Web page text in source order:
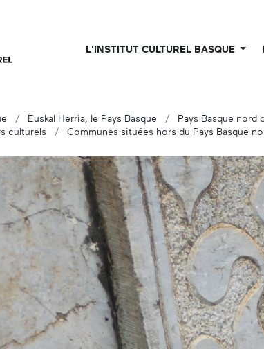
L'INSTITUT CULTUREL BASQUE
Euskal Herria, le Pays Basque Pays Basque nord
culturels
Communes situées hors du Pays Basque